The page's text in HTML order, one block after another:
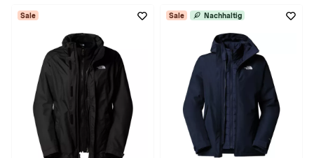
Sale Sale Nachhaltig